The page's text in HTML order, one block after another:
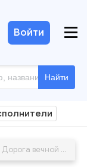
Найти
Войти
вечной юности